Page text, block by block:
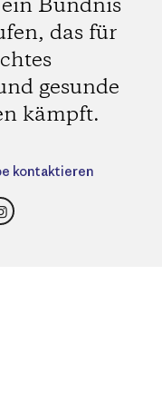
Bündnis
das für
gesunde
kämpft.
kontaktieren
Instagram